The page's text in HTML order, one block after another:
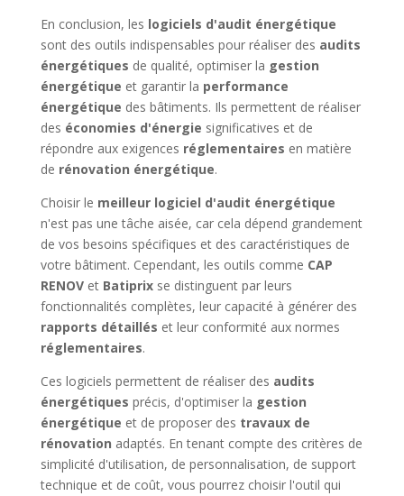
En conclusion, les logiciels d'audit énergétique
sont des outils indispensables pour réaliser des audits
énergétiques de qualité, optimiser la gestion
énergétique et garantir la performance
énergétique des bâtiments. Ils permettent de réaliser
des économies d'énergie significatives et de
répondre aux exigences réglementaires en matière
de rénovation énergétique.
Choisir le meilleur logiciel d'audit énergétique
n'est pas une tâche aisée, car cela dépend grandement
de vos besoins spécifiques et des caractéristiques de
votre bâtiment. Cependant, les outils comme CAP
RENOVet Batiprixse distinguent par leurs
fonctionnalités complètes, leur capacité à générer des
rapports détaillés et leur conformité aux normes
réglementaires.
Ces logiciels permettent de réaliser des audits
énergétiques précis, d'optimiser la gestion
énergétique et de proposer des travaux de
rénovation adaptés. En tenant compte des critères de
simplicité d'utilisation, de personnalisation, de support
technique et de coût, vous pourrez choisir l'outil qui